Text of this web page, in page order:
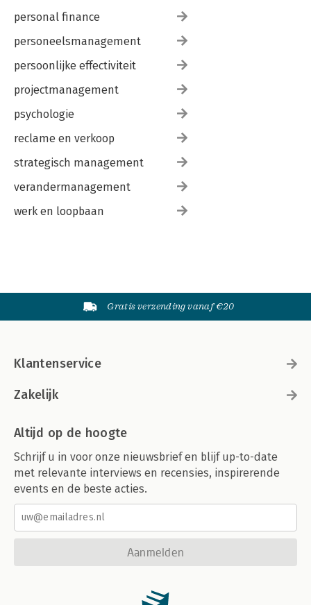
personal finance
personeelsmanagement
persoonlijke effectiviteit
projectmanagement
psychologie
reclame en verkoop
strategisch management
verandermanagement
werk en loopbaan
Gratis verzending vanaf €20
Klantenservice
Zakelijk
Altijd op de hoogte
Schrijf u in voor onze nieuwsbrief en blijf up-to-date
met relevante interviews en recensies, inspirerende
events en de beste acties.
Aanmelden